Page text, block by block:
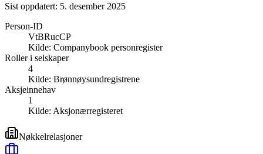
Sist oppdatert: 5. desember 2025
Person-ID
VtBRucCP
Kilde: Companybook personregister
Roller i selskaper
4
Kilde: Brønnøysundregistrene
Aksjeinnehav
1
Kilde: Aksjonærregisteret
Nøkkelrelasjoner